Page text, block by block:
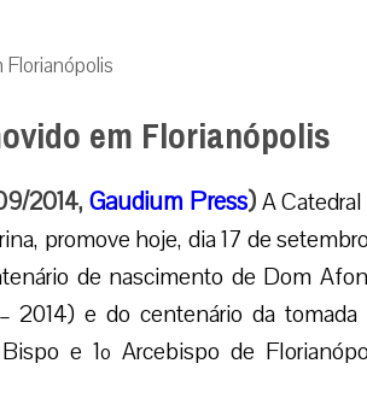
em Florianópolis
2014,Gaudium Press)A Catedral
promove hoje, dia 17 de
de nascimento de Dom
2014) e do centenário da tomada
e 1º Arcebispo de